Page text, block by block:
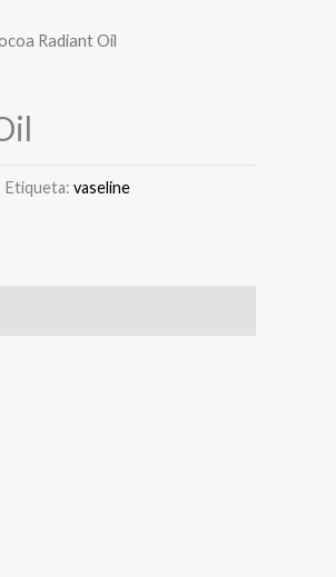
Radiant Oil
Etiqueta: vaseline